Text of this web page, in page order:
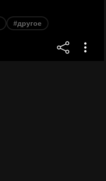
#другое